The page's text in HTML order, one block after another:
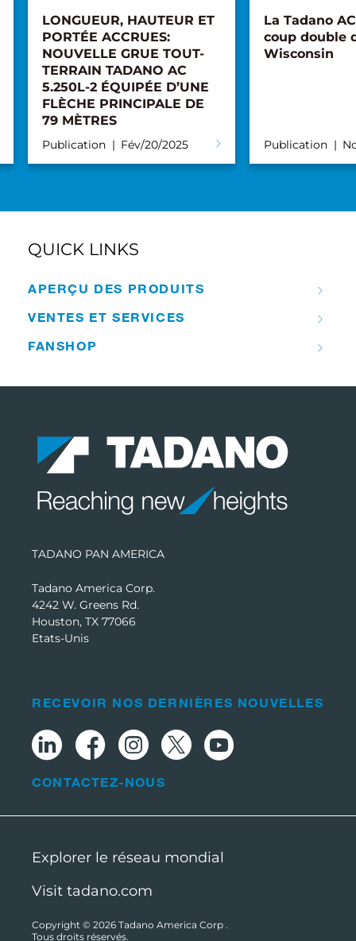
LONGUEUR, HAUTEUR ET
PORTÉE ACCRUES:
NOUVELLE GRUE TOUT-
TERRAIN TADANO AC
5.250L-2 ÉQUIPÉE D’UNE
FLÈCHE PRINCIPALE DE
79 MÈTRES
Publication Fév/20/2025
La Tadano
coup double
Wisconsin
Publication
QUICK LINKS
APERÇU DES PRODUITS
VENTES ET SERVICES
FANSHOP
TADANO PAN AMERICA
Tadano America Corp.
4242 W. Greens Rd.
Houston, TX 77066
Etats-Unis
RECEVOIR NOS DERNIÈRES NOUVELLES
CONTACTEZ-NOUS
Explorer le réseau mondial
Visit tadano.com
Copyright © 2026 Tadano America Corp .
Tous droits réservés.